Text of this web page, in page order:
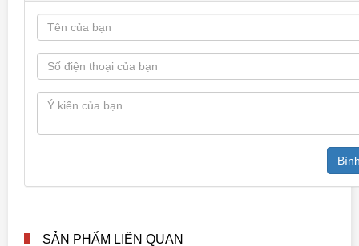
SẢN PHẨM LIÊN QUAN